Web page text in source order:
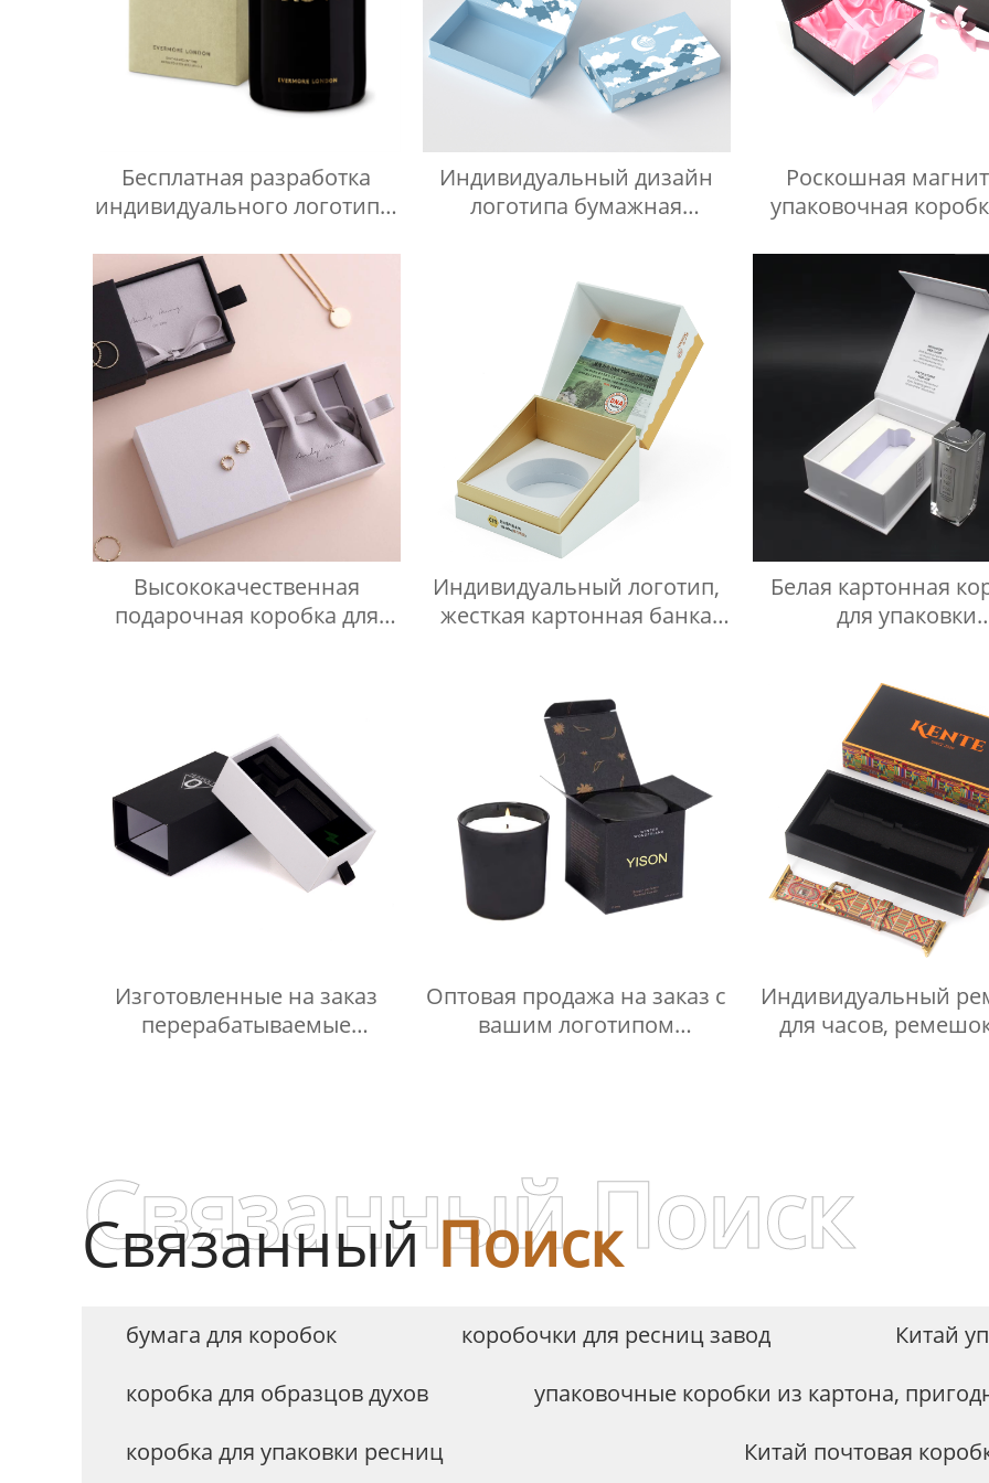
Бесплатная разработка
индивидуального логотипа,
коробка для свечей,
роскошная складная
подарочная коробка для
свечей
Индивидуальный дизайн
логотипа бумажная
роскошный жесткий картон
маленькая складная
подарочная коробка
Роскошная
упаковочная
упаковочная
парика с
атласной
Высококачественная
подарочная коробка для
для ювелирных изделий
Индивидуальный логотип,
жесткая картонная банка
бумажный клапан,
упаковочная коробка для
бутылок меда
Белая картонная
для упаковки
Изготовленные на заказ
перерабатываемые
Оптовая продажа на заказ с
вашим логотипом
Индивидуальный
для часов,
СвязанныйПоиск
Связанный Поиск
бумага для коробок коробочки для ресниц завод
Китай
коробка для образцов духов
упаковочные коробки из картона,
коробка для упаковки ресниц
Китай почтовая